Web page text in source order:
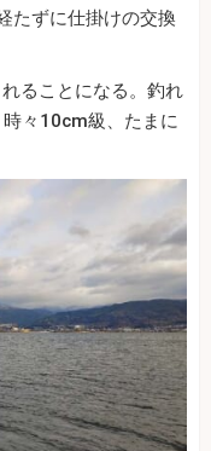
たずに仕掛けの交換
ることになる。釣れ
々10cm級、たまに